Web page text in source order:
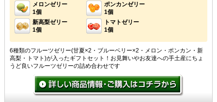
メロンゼリー
1個
ポンカンゼリー
1個
新高梨ゼリー
1個
トマトゼリー
1個
6種類のフルーツゼリー(甘夏×2・ブルーベリー×2・メロン・ポンカン・新
高梨・トマト)が入ったギフトセット！お見舞いやお友達への手土産にちょ
うど良いフルーツゼリーの詰め合わせです